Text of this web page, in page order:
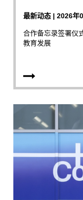
最新动态 | 2026年
合作备忘录签署仪
教育发展